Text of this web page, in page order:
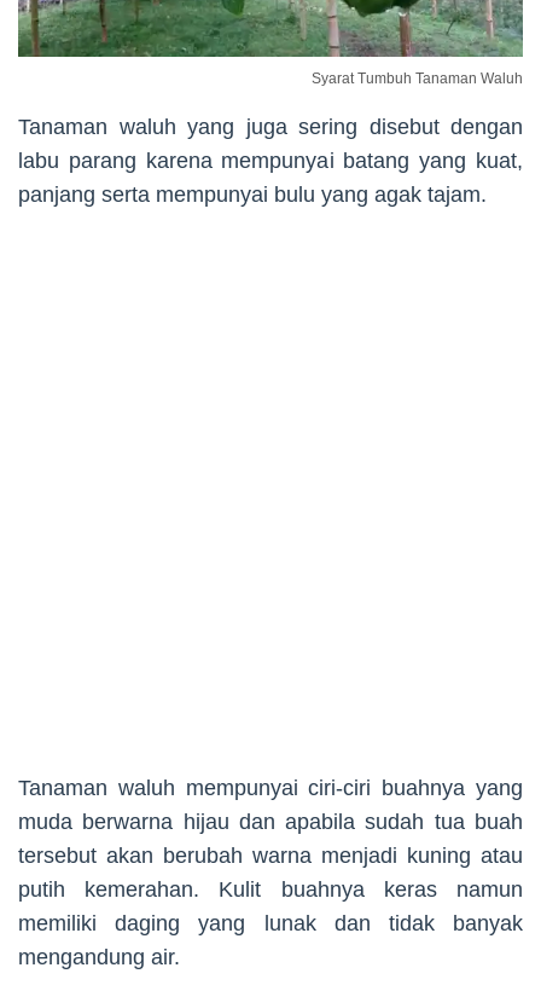
Syarat Tumbuh Tanaman Waluh
Tanaman waluh yang juga sering disebut dengan
labu parang karena mempunyai batang yang kuat,
panjang serta mempunyai bulu yang agak tajam.
Tanaman waluh mempunyai ciri-ciri buahnya yang
muda berwarna hijau dan apabila sudah tua buah
tersebut akan berubah warna menjadi kuning atau
putih kemerahan. Kulit buahnya keras namun
memiliki daging yang lunak dan tidak banyak
mengandung air.